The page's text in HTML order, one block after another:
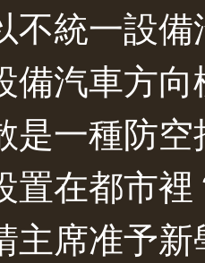
不統一設
備汽車方
是一種防
置在都市
主席准予